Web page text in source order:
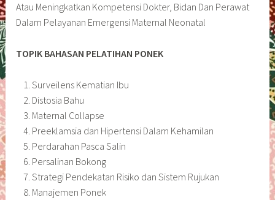
Atau Meningkatkan Kompetensi Dokter, Bidan Dan Perawat
Dalam Pelayanan Emergensi Maternal Neonatal
TOPIK BAHASAN PELATIHAN PONEK
Surveilens Kematian Ibu
Distosia Bahu
Maternal Collapse
Preeklamsia dan Hipertensi Dalam Kehamilan
Perdarahan Pasca Salin
Persalinan Bokong
Strategi Pendekatan Risiko dan Sistem Rujukan
Manajemen Ponek